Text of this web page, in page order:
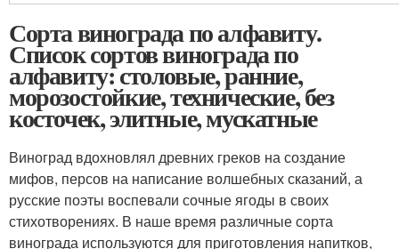
Сорта винограда по алфавиту.
Список сортов винограда по
алфавиту: столовые, ранние,
морозостойкие, технические, без
косточек, элитные, мускатные
Виноград вдохновлял древних греков на создание
мифов, персов на написание волшебных сказаний, а
русские поэты воспевали сочные ягоды в своих
стихотворениях. В наше время различные сорта
винограда используются для приготовления напитков,